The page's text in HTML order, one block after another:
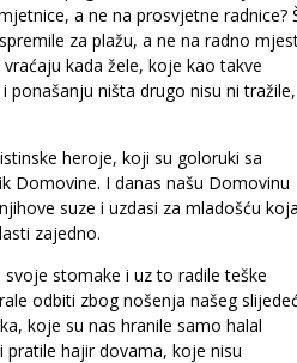
a ne na prosvjetne radnice?
za plažu, a ne na radno
kada žele, koje kao takve
ništa drugo nisu ni
heroje, koji su goloruki sa
Domovine. I danas našu Domovinu
suze i uzdasi za mladošću
zajedno.
stomake i uz to radile teške
odbiti zbog nošenja našeg
koje su nas hranile samo halal
pratile hajir dovama, koje nisu